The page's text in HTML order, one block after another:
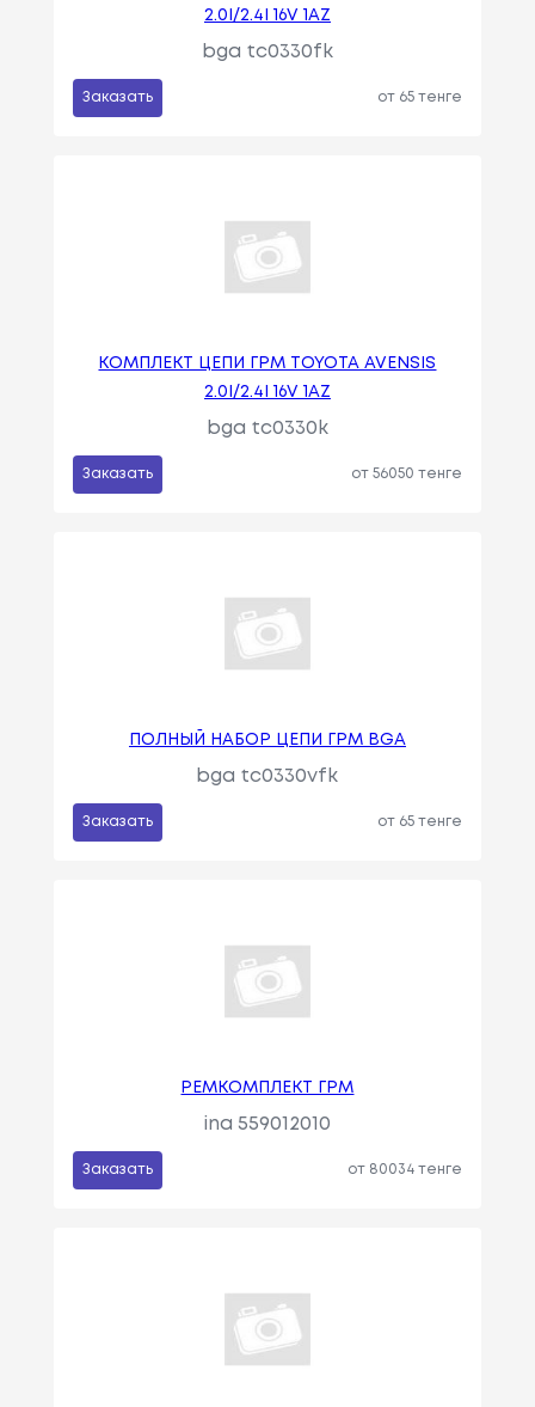
2.0I/2.4I 16V 1AZ
bga tc0330fk
Заказать от 65 тенге
КОМПЛЕКТ ЦЕПИ ГРМ TOYOTA AVENSIS
2.0I/2.4I 16V 1AZ
bga tc0330k
Заказать от 56050 тенге
ПОЛНЫЙ НАБОР ЦЕПИ ГРМ BGA
bga tc0330vfk
Заказать от 65 тенге
РЕМКОМПЛЕКТ ГРМ
ina 559012010
Заказать от 80034 тенге